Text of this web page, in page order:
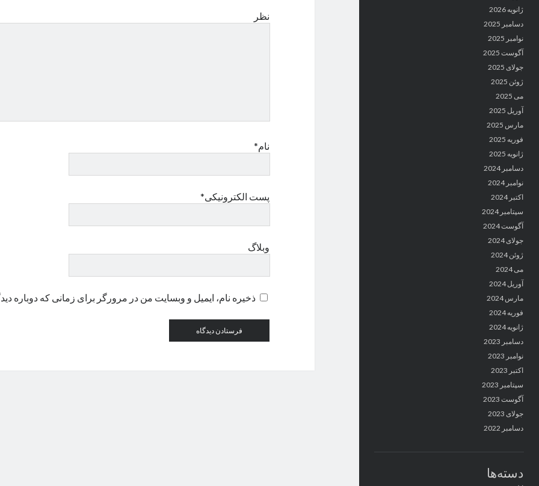
ژانویه 2026
دسامبر 2025
نوامبر 2025
آگوست 2025
جولای 2025
ژوئن 2025
می 2025
آوریل 2025
مارس 2025
فوریه 2025
ژانویه 2025
دسامبر 2024
نوامبر 2024
اکتبر 2024
سپتامبر 2024
آگوست 2024
جولای 2024
ژوئن 2024
می 2024
آوریل 2024
مارس 2024
فوریه 2024
ژانویه 2024
دسامبر 2023
نوامبر 2023
اکتبر 2023
سپتامبر 2023
آگوست 2023
جولای 2023
دسامبر 2022
دسته‌ها
نظر
نام*
پست الکترونیکی*
وبلاگ
ذخیره نام، ایمیل و وبسایت من در مرورگر برای زمانی که دوباره